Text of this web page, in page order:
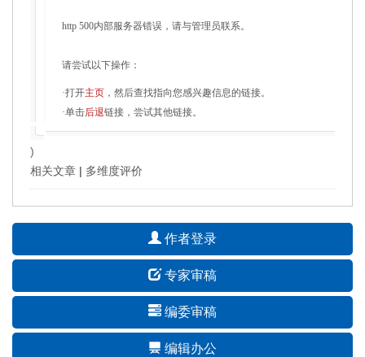
http 500内部服务器错误，请与管理员联系。
请尝试以下操作：
·打开主页 ，然后查找指向您感兴趣信息的链接。
·单击后退链接，尝试其他链接。
)
相关文章 | 多维度评价
作者登录
专家审稿
编委审稿
编辑办公